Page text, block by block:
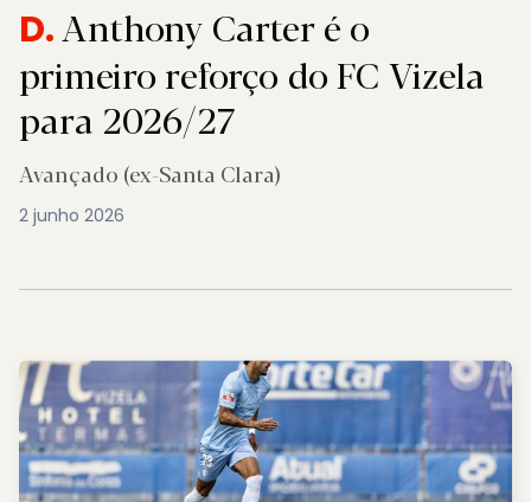
D.Anthony Carter é o
primeiro reforço do FC Vizela
para 2026/27
Avançado (ex-Santa Clara)
2 junho 2026